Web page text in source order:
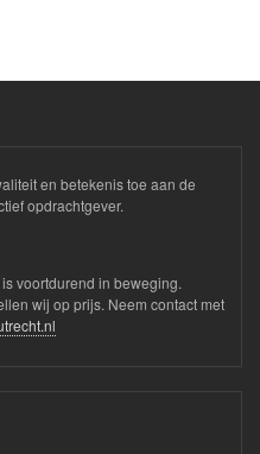
en betekenis toe aan de
opdrachtgever.
voortdurend in beweging.
wij op prijs. Neem contact met